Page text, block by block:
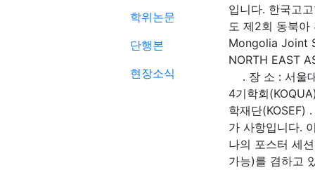
학위논문
단행본
현장소식
입니다. 한국고
도 제2회 동북아
Mongolia Joint
NORTH EAST
․ 장 소 : 서울
4기학회
학재단(KOSEF)
가 사항입니다.
나의 포스터 세
가능)를 겸하고